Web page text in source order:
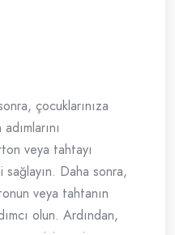
çocuklarınıza
veya tahtayı
Daha sonra,
veya tahtanın
olun. Ardından,